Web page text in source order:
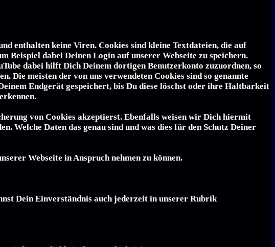
enthalten keine Viren. Cookies sind kleine Textdateien, die auf
Beispiel dabei Deinen Login auf unserer Webseite zu speichern.
dabei hilft Dich Deinem dortigen Benutzerkonto zuzuordnen, so
Die meisten der von uns verwendeten Cookies sind so genannte
Endgerät gespeichert, bis Du diese löschst oder ihre Haltbarkeit
von Cookies akzeptierst. Ebenfalls weisen wir Dich hiermit
Welche Daten das genau sind und was dies für den Schutz Deiner
Webseite in Anspruch nehmen zu können.
Dein Einverständnis auch jederzeit in unserer Rubrik